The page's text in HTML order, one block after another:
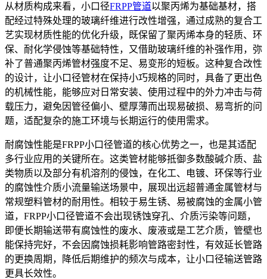
从材质构成来看，小口径FRPP管道以聚丙烯为基础基材，搭
配经过特殊处理的玻璃纤维进行改性增强，通过成熟的复合工
艺实现材质性能的优化升级，既保留了聚丙烯本身的轻质、环
保、耐化学侵蚀等基础特性，又借助玻璃纤维的补强作用，弥
补了普通聚丙烯管材强度不足、易变形的短板。这种复合改性
的设计，让小口径管材在保持小巧规格的同时，具备了更出色
的机械性能，能够应对日常安装、使用过程中的外力冲击与荷
载压力，避免因管径偏小、壁厚薄而出现易破损、易弯折的问
题，适配复杂的施工环境与长期运行的使用需求。
耐腐蚀性能是FRPP小口径管道的核心优势之一，也是其适配
多行业应用的关键所在。这类管材能够抵御多数酸碱介质、盐
类物质以及部分有机溶剂的侵蚀，在化工、电镀、环保等行业
的腐蚀性介质小流量输送场景中，展现出远超普通金属管材与
常规塑料管材的耐用性。相较于易生锈、易被腐蚀的金属小管
道，FRPP小口径管道不会出现锈蚀穿孔、介质污染等问题，
即便长期输送带有腐蚀性的废水、废液或是工艺介质，管壁也
能保持完好，不会因腐蚀损耗影响管路密封性，有效延长管路
的更换周期，降低后期维护的频次与成本，让小口径输送管路
更具长效性。